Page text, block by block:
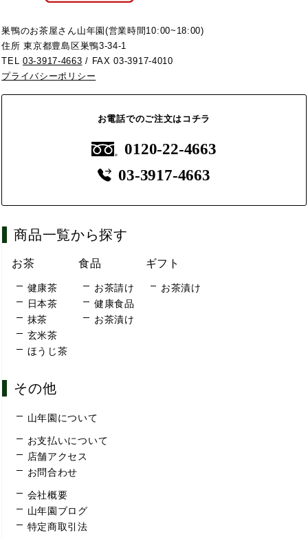
巣鴨のお茶屋さん山年園(営業時間10:00~18:00)
住所 東京都豊島区巣鴨3-34-1
TEL03-3917-4663 / FAX 03-3917-4010
プライバシーポリシー
お電話でのご注文はコチラ
0120-22-4663
03-3917-4663
商品一覧から探す
お茶
健康茶
日本茶
抹茶
玄米茶
ほうじ茶
食品
お茶請け
健康食品
お茶漬け
ギフト
お茶漬け
その他
山年園について
お支払いについて
店舗アクセス
お問合わせ
会社概要
山年園ブログ
特定商取引法